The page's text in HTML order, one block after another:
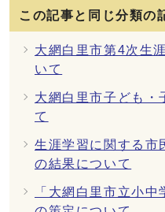
この記事と同じ分類の
大網白里市第4次生
いて
大網白里市子ども・
て
生涯学習に関する市
の結果について
「大網白里市立小